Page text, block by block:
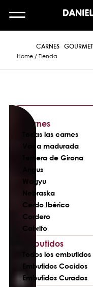
CARNES GOURMET
Home/ Tienda
Carnes
Todas las carnes
Vaca madurada
Ternera de Girona
Angus
Wagyu
Nebraska
Cerdo Ibérico
Cordero
Cabrito
Embutidos
Todos los embutidos
Embutidos Cocidos
Embutidos Curados